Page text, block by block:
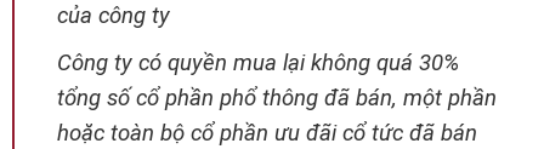
của công ty
Công ty có quyền mua lại không quá 30%
tổng số cổ phần phổ thông đã bán, một phần
hoặc toàn bộ cổ phần ưu đãi cổ tức đã bán